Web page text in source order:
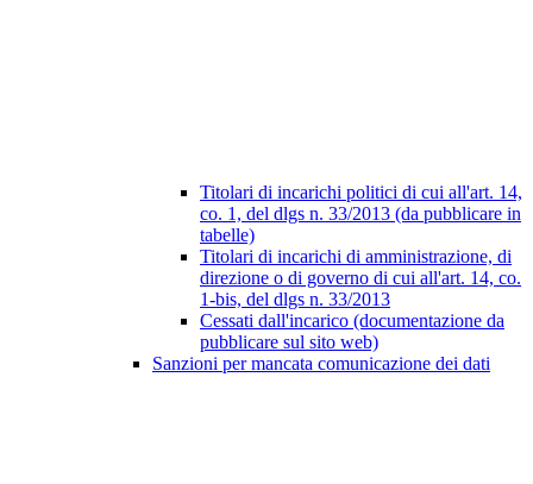
Titolari di incarichi politici di cui all'art. 14,
co. 1, del dlgs n. 33/2013 (da pubblicare in
tabelle)
Titolari di incarichi di amministrazione, di
direzione o di governo di cui all'art. 14, co.
1-bis, del dlgs n. 33/2013
Cessati dall'incarico (documentazione da
pubblicare sul sito web)
Sanzioni per mancata comunicazione dei dati